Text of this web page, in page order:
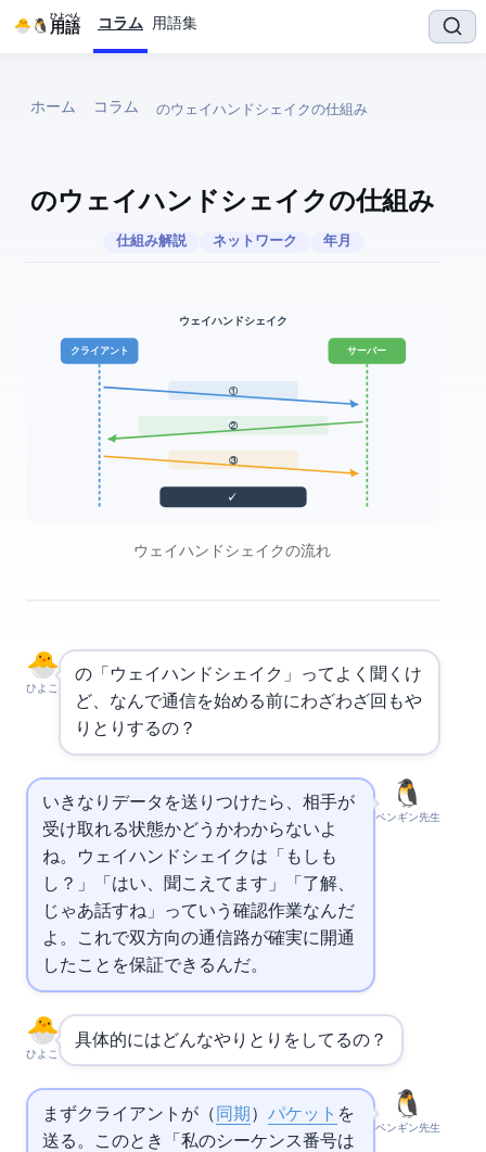
IT用語
ひよぺん コラム 用語集
ホーム コラム TCPの3ウェイハンドシェイクの仕組み
TCPの3ウェイハンドシェイクの仕組み
仕組み解説 ネットワーク 2026年4月
TCP 3ウェイハンドシェイク
クライアント サーバー
① SYN (seq=1000)
② SYN-ACK (seq=5000, ack=1001)
③ ACK (ack=5001)
ESTABLISHED ✓
TCP 3ウェイハンドシェイクの流れ
ひよこ
の「3ウェイハンドシェイク」ってよく聞くけ
ど、なんで通信を始める前にわざわざ3回もや
りとりするの？
ペンギン先生
いきなりデータを送りつけたら、相手が
受け取れる状態かどうかわからないよ
ね。3ウェイハンドシェイクは「もしも
し？」「はい、聞こえてます」「了解、
じゃあ話すね」っていう確認作業なんだ
よ。これで双方向の通信路が確実に開通
したことを保証できるんだ。
ひよこ
具体的にはどんなやりとりをしてるの？
ペンギン先生
まずクライアントがSYN（ 同期 ） パケット を
送る。このとき「私のシーケンス番号は1000